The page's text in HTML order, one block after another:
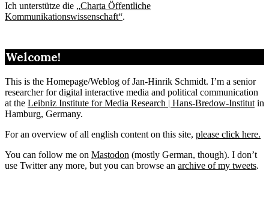
Ich unterstütze die „Charta Öffentliche
Kommunikationswissenschaft“.
Welcome!
This is the Homepage/Weblog of Jan-Hinrik Schmidt. I’m a senior
researcher for digital interactive media and political communication
at the Leibniz Institute for Media Research | Hans-Bredow-Institut in
Hamburg, Germany.
For an overview of all english content on this site, please click here.
You can follow me on Mastodon (mostly German, though). I don’t
use Twitter any more, but you can browse an archive of my tweets.